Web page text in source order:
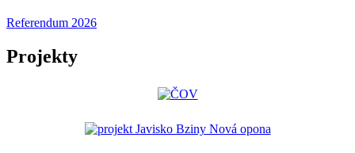
Referendum 2026
Projekty